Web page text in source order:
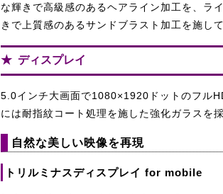
な輝きで高級感のあるヘアライン加工を、ラ
きで上質感のあるサンドブラスト加工を施して
ディスプレイ
5.0インチ大画面で1080×1920ドットのフル
には耐指紋コート処理を施した強化ガラスを採
自然な美しい映像を再現
トリルミナスディスプレイ for mobile